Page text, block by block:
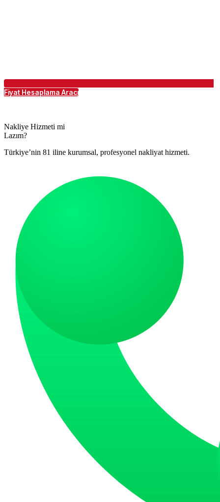
Fiyat Hesaplama Aracı
Nakliye Hizmeti mi
Lazım?
Türkiye’nin 81 iline kurumsal, profesyonel nakliyat hizmeti.